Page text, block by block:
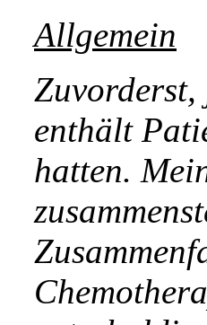
Allgemein
enthält
hatten.